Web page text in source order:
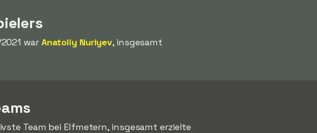
war Anatoliy Nuriyev, insgesamt
Team bei Elfmetern, insgesamt erzielte